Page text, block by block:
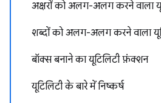
अक्षरों को अलग-अलग करने वाला
शब्दों को अलग-अलग करने वाला
बॉक्स बनाने का यूटिलिटी फ़ंक्शन
यूटिलिटी के बारे में निष्कर्ष